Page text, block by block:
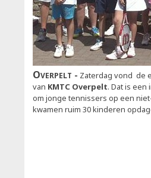
Overpelt Zaterdag vond de
van KMTC Overpelt. Dat is een
om jonge tennissers op een
kwamen ruim 30 kinderen